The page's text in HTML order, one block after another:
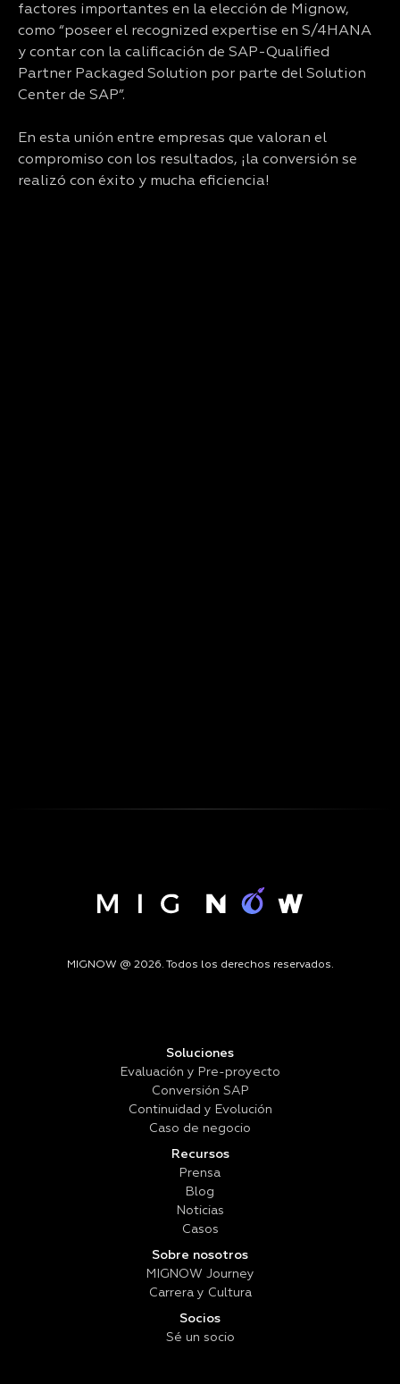
factores importantes en la elección de Mignow,
como “poseer el recognized expertise en S/4HANA
y contar con la calificación de SAP-Qualified
Partner Packaged Solution por parte del Solution
Center de SAP”.
En esta unión entre empresas que valoran el
compromiso con los resultados, ¡la conversión se
realizó con éxito y mucha eficiencia!
MIGNOW @ 2026. Todos los derechos reservados.
Soluciones
Evaluación y Pre-proyecto
Conversión SAP
Continuidad y Evolución
Caso de negocio
Recursos
Prensa
Blog
Noticias
Casos
Sobre nosotros
MIGNOW Journey
Carrera y Cultura
Socios
Sé un socio